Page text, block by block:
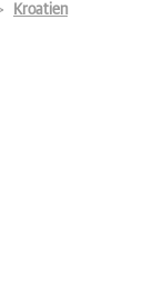
Kroatien